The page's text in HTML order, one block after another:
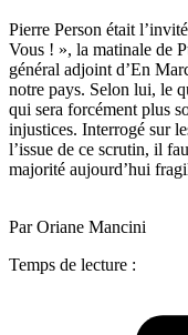
Pierre Person était
Vous ! », la matinale de
général adjoint d’En
notre pays. Selon lui, le
qui sera forcément plus
injustices. Interrogé sur
l’issue de ce scrutin, il
majorité aujourd’hui
Par Oriane Mancini
Temps de lecture :